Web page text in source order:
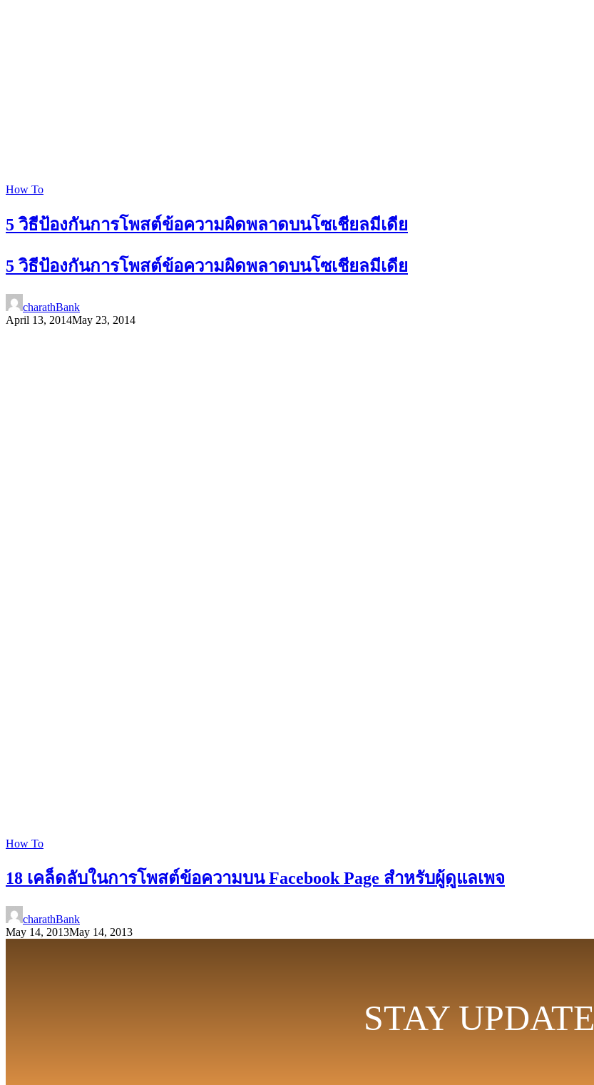
How To
5 วิธีป้องกันการโพสต์ข้อความผิดพลาดบนโซเชียลมีเดีย
5 วิธีป้องกันการโพสต์ข้อความผิดพลาดบนโซเชียลมีเดีย
charathBank
April 13, 2014May 23, 2014
How To
18 เคล็ดลับในการโพสต์ข้อความบน Facebook Page สำหรับผู้ดูแลเพจ
charathBank
May 14, 2013May 14, 2013
STAY UPDATE